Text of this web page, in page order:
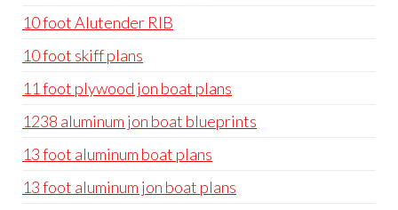
10 foot Alutender RIB
10 foot skiff plans
11 foot plywood jon boat plans
1238 aluminum jon boat blueprints
13 foot aluminum boat plans
13 foot aluminum jon boat plans